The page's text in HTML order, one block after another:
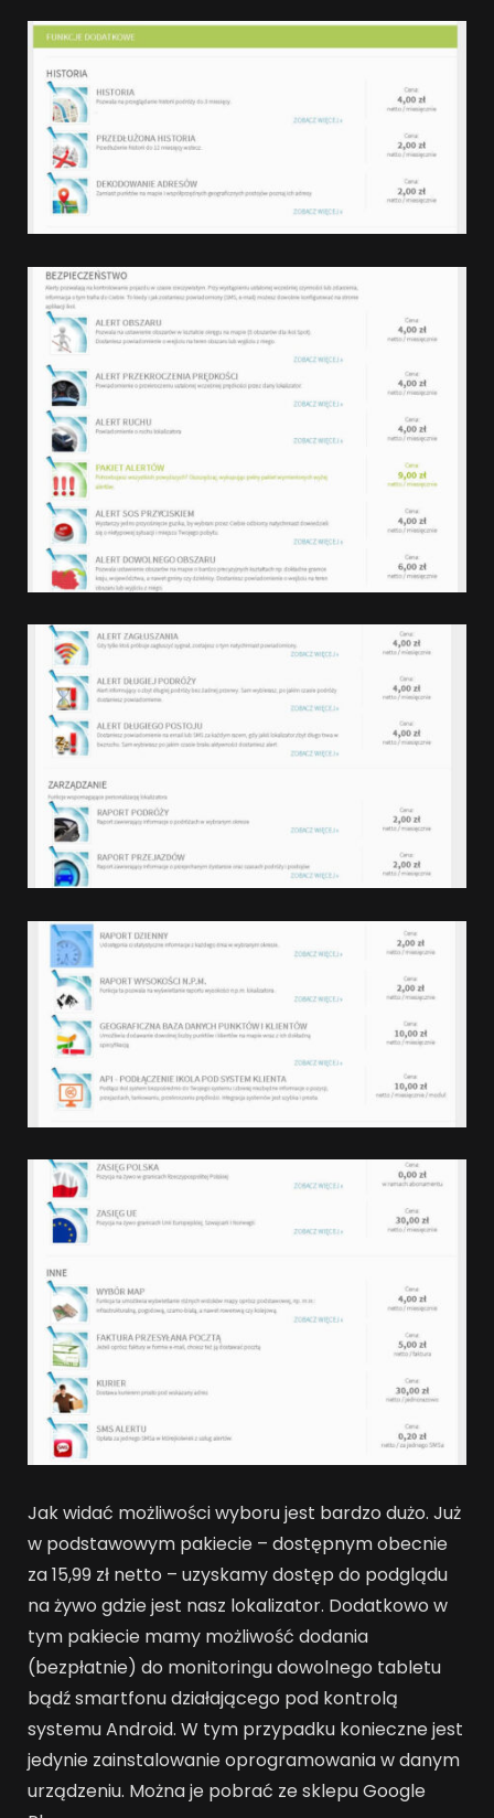
Jak widać możliwości wyboru jest bardzo dużo. Już
w podstawowym pakiecie – dostępnym obecnie
za 15,99 zł netto – uzyskamy dostęp do podglądu
na żywo gdzie jest nasz lokalizator. Dodatkowo w
tym pakiecie mamy możliwość dodania
(bezpłatnie) do monitoringu dowolnego tabletu
bądź smartfonu działającego pod kontrolą
systemu Android. W tym przypadku konieczne jest
jedynie zainstalowanie oprogramowania w danym
urządzeniu. Można je pobrać ze sklepu Google